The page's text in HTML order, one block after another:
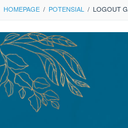
HOMEPAGE / POTENSIAL / LOGOUT